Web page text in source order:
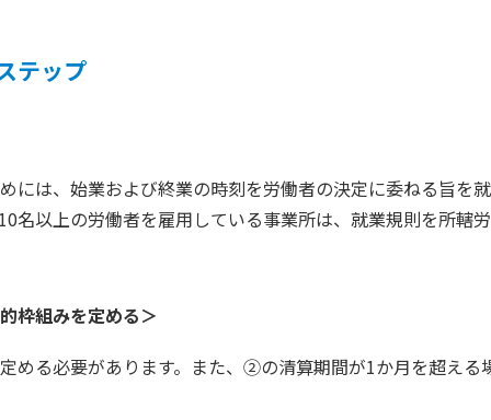
テップ
は、始業および終業の時刻を労働者の決定に委ねる旨を
名以上の労働者を雇用している事業所は、就業規則を所轄
枠組みを定める＞
る必要があります。また、②の清算期間が1か月を超える